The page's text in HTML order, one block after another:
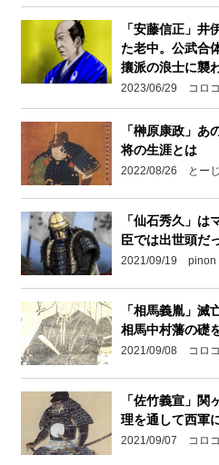
「安藤信正」井
た老中。公武合
攘派の浪士に襲
2023/06/29 コロ
「榊原康政」あ
将の生涯とは
2022/08/26 とー
「仙石秀久」は
臣では出世頭だ
2021/09/19 pinon
「相馬義胤」滅
相馬中村藩の礎
2021/09/08 コロ
「佐竹義宣」関
理を通して西軍
2021/09/07 コロ